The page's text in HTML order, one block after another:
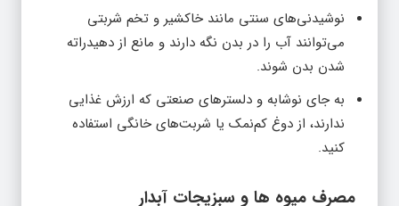
نوشیدنی‌های سنتی مانند خاکشیر و تخم شربتی
می‌توانند آب را در بدن نگه دارند و مانع از دهیدراته
شدن بدن شوند.
به جای نوشابه و دلسترهای صنعتی که ارزش غذایی
ندارند، از دوغ کم‌نمک یا شربت‌های خانگی استفاده
کنید.
مصرف میوه‌ ها و سبزیجات آبدار